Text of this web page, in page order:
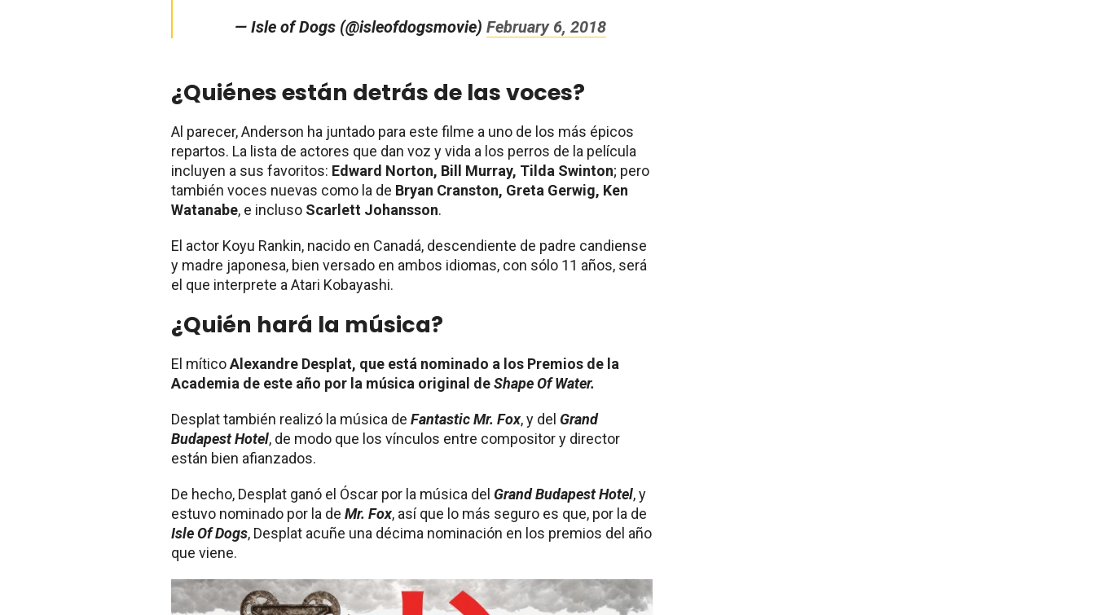
— Isle of Dogs (@isleofdogsmovie)February 6, 2018
¿Quiénes están detrás de las voces?
Al parecer, Anderson ha juntado para este filme a uno de los más épicos
repartos. La lista de actores que dan voz y vida a los perros de la película
incluyen a sus favoritos: Edward Norton, Bill Murray, Tilda Swinton; pero
también voces nuevas como la de Bryan Cranston, Greta Gerwig, Ken
Watanabe, e incluso Scarlett Johansson.
El actor Koyu Rankin, nacido en Canadá, descendiente de padre candiense
y madre japonesa, bien versado en ambos idiomas, con sólo 11 años, será
el que interprete a Atari Kobayashi.
¿Quién hará la música?
El míticoAlexandre Desplat, que está nominado a los Premios de la
Academia de este año por la música original deShape Of Water.
Desplat también realizó la música de Fantastic Mr. Fox, y del Grand
Budapest Hotel, de modo que los vínculos entre compositor y director
están bien afianzados.
De hecho, Desplat ganó el Óscar por la música del Grand Budapest Hotel, y
estuvo nominado por la de Mr. Fox, así que lo más seguro es que, por la de
Isle Of Dogs, Desplat acuñe una décima nominación en los premios del año
que viene.